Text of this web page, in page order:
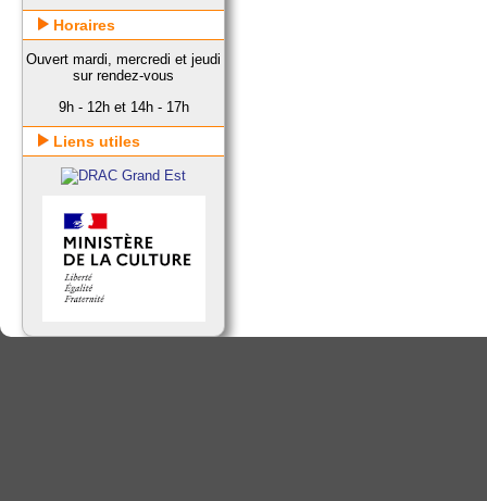
Horaires
Ouvert mardi, mercredi et jeudi
sur rendez-vous
9h - 12h et 14h - 17h
Liens utiles